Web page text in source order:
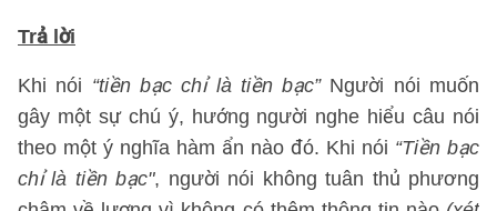
Trả lời
Khi nói “tiền bạc chỉ là tiền bạc”Người nói muốn
gây một sự chú ý, hướng người nghe hiểu câu nói
theo một ý nghĩa hàm ẩn nào đó. Khi nói “Tiền bạc
chỉ là tiền bạc", người nói không tuân thủ phương